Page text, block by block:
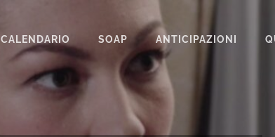
CALENDARIO SOAP
BEAUTIFUL
ANTICIPAZIONI